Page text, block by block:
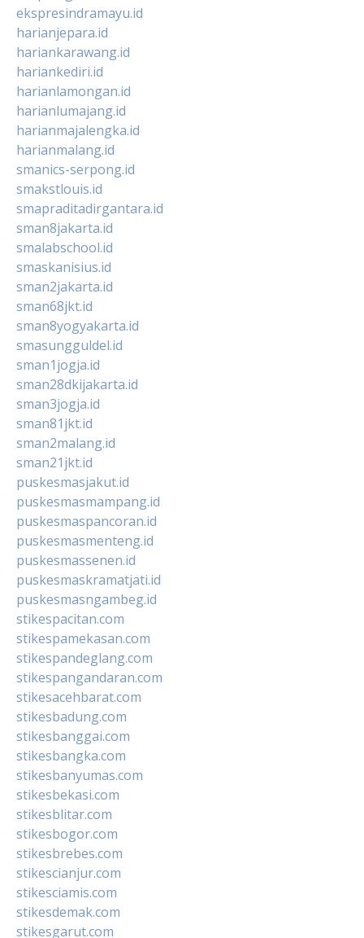
ekspresindramayu.id
harianjepara.id
hariankarawang.id
hariankediri.id
harianlamongan.id
harianlumajang.id
harianmajalengka.id
harianmalang.id
smanics-serpong.id
smakstlouis.id
smapraditadirgantara.id
sman8jakarta.id
smalabschool.id
smaskanisius.id
sman2jakarta.id
sman68jkt.id
sman8yogyakarta.id
smasungguldel.id
sman1jogja.id
sman28dkijakarta.id
sman3jogja.id
sman81jkt.id
sman2malang.id
sman21jkt.id
puskesmasjakut.id
puskesmasmampang.id
puskesmaspancoran.id
puskesmasmenteng.id
puskesmassenen.id
puskesmaskramatjati.id
puskesmasngambeg.id
stikespacitan.com
stikespamekasan.com
stikespandeglang.com
stikespangandaran.com
stikesacehbarat.com
stikesbadung.com
stikesbanggai.com
stikesbangka.com
stikesbanyumas.com
stikesbekasi.com
stikesblitar.com
stikesbogor.com
stikesbrebes.com
stikescianjur.com
stikesciamis.com
stikesdemak.com
stikesgarut.com